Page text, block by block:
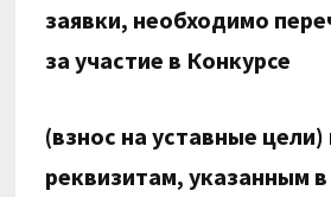
заявки, необходимо
за участие в Конкурсе
(взнос на уставные цели)
реквизитам, указанным